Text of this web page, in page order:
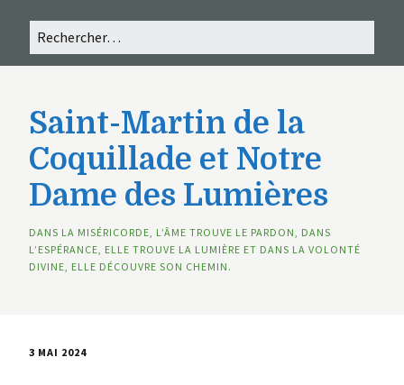
Saint-Martin de la
Coquillade et Notre
Dame des Lumières
DANS LA MISÉRICORDE, L’ÂME TROUVE LE PARDON, DANS
L’ESPÉRANCE, ELLE TROUVE LA LUMIÈRE ET DANS LA VOLONTÉ
DIVINE, ELLE DÉCOUVRE SON CHEMIN.
3 MAI 2024